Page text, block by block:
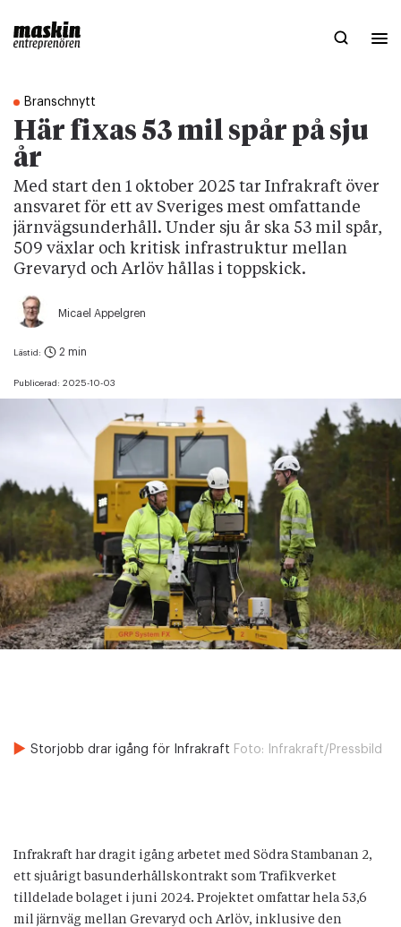
Branschnytt
Här fixas 53 mil spår på sju
år
Med start den 1 oktober 2025 tar Infrakraft över
ansvaret för ett av Sveriges mest omfattande
järnvägsunderhåll. Under sju år ska 53 mil spår,
509 växlar och kritisk infrastruktur mellan
Grevaryd och Arlöv hållas i toppskick.
Micael Appelgren
Publicerad: 2025-10-03
Lästid: 2 min
Storjobb drar igång för Infrakraft Foto: Infrakraft/Pressbild
Infrakraft har dragit igång arbetet med Södra Stambanan 2,
ett sjuårigt basunderhållskontrakt som Trafikverket
tilldelade bolaget i juni 2024. Projektet omfattar hela 53,6
mil järnväg mellan Grevaryd och Arlöv, inklusive den